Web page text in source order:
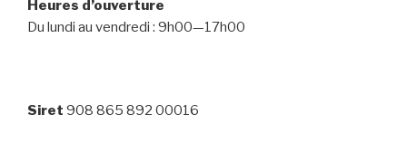
Heures d’ouverture
Du lundi au vendredi : 9h00—17h00
Siret 908 865 892 00016